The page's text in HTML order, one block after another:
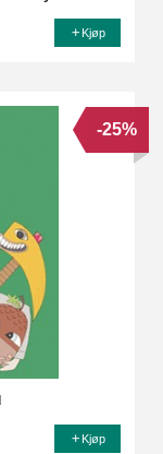
Kjøp
-25%
Kjøp